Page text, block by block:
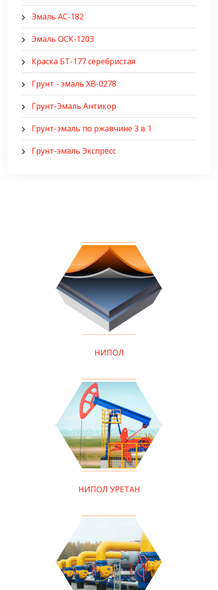
Эмаль АС-182
Эмаль ОСК-1203
Краска БТ-177 серебристая
Грунт - эмаль ХВ-0278
Грунт-Эмаль Антикор
Грунт-эмаль по ржавчине 3 в 1
Грунт-эмаль Экспресс
НИПОЛ
НИПОЛ УРЕТАН